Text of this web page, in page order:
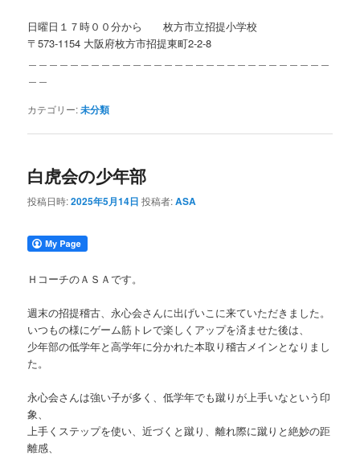
日曜日１７時００分から 枚方市立招提小学校
〒573-1154 大阪府枚方市招提東町2-2-8
カテゴリー:未分類
白虎会の少年部
投稿日時:2025年5月14日 投稿者:ASA
ＨコーチのＡＳＡです。
週末の招提稽古、永心会さんに出げいこに来ていただきました。
いつもの様にゲーム筋トレで楽しくアップを済ませた後は、
少年部の低学年と高学年に分かれた本取り稽古メインとなりまし
た。
永心会さんは強い子が多く、低学年でも蹴りが上手いなという印
象、
上手くステップを使い、近づくと蹴り、離れ際に蹴りと絶妙の距
離感、